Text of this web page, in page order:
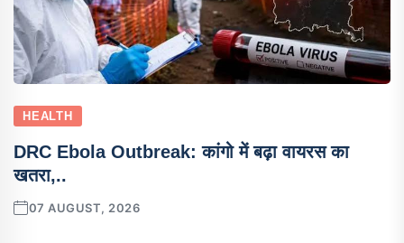
HEALTH
DRC Ebola Outbreak: कांगो में बढ़ा वायरस का
खतरा,..
07 AUGUST, 2026